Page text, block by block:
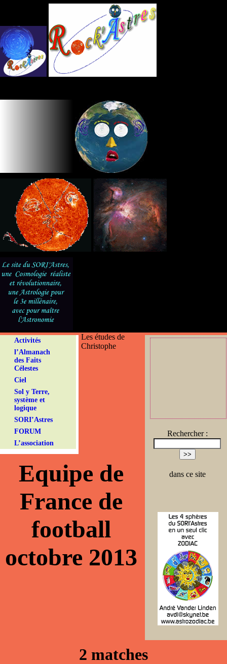
Activités
l’Almanach
des Faits
Célestes
Ciel
Sol y Terre,
système et
logique
SORI’Astres
FORUM
L’association
Rechercher :
dans ce site
Les études de
Christophe
Equipe de
France de
football
octobre 2013
2 matches
Panneau de gestion des cookies